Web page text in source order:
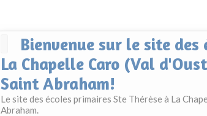
Bienvenue sur le site des
La Chapelle Caro (Val
Saint Abraham!
Le site des écoles primaires Ste Thérèse à La
Abraham.